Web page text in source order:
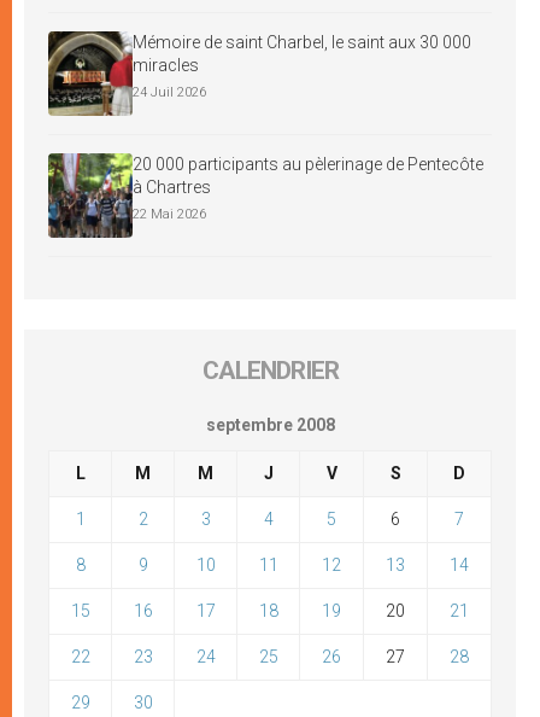
Mémoire de saint Charbel, le saint aux 30 000
miracles
24 Juil 2026
20 000 participants au pèlerinage de Pentecôte
à Chartres
22 Mai 2026
CALENDRIER
septembre 2008
L M M J V S D
1 2 3 4 5 6 7
8 9 10 11 12 13 14
15 16 17 18 19 20 21
22 23 24 25 26 27 28
29 30